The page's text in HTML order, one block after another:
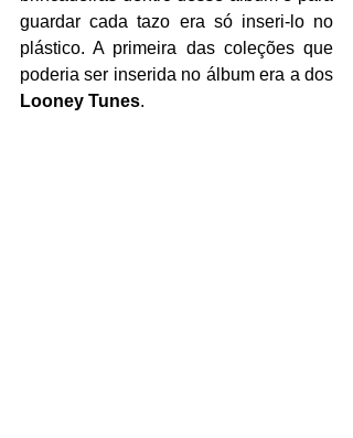
guardar cada tazo era só inseri-lo no
plástico. A primeira das coleções que
Looney Tunes.